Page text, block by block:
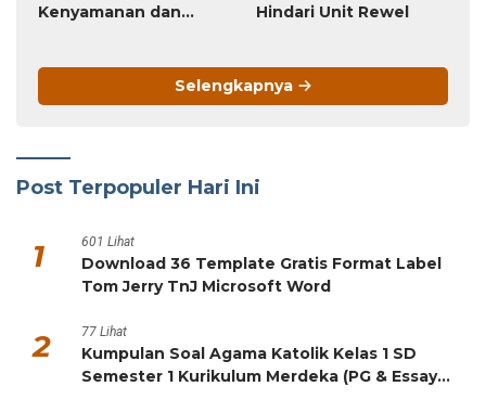
Kenyamanan dan
Hindari Unit Rewel
Selengkapnya
Post Terpopuler Hari Ini
1 601 Lihat
Download 36 Template Gratis Format Label
Tom Jerry TnJ Microsoft Word
2 77 Lihat
Kumpulan Soal Agama Katolik Kelas 1 SD
Semester 1 Kurikulum Merdeka (PG & Essay